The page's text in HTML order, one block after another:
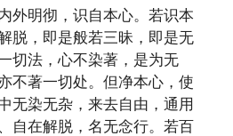
外明彻，识自本心。若识本
脱，即是般若三昧，即是无
切法，心不染著，是为无
不著一切处。但净本心，使
无染无杂，来去自由，通用
自在解脱，名无念行。若百